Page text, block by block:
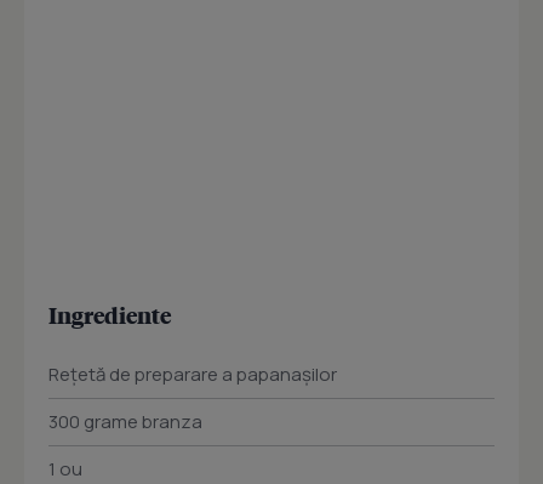
Ingrediente
Reţetă de preparare a papanaşilor
300 grame branza
1 ou